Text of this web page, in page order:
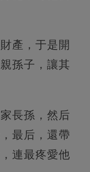
產，于是開
孫子，讓其
長孫，然后
最后，還帶
連最疼愛他